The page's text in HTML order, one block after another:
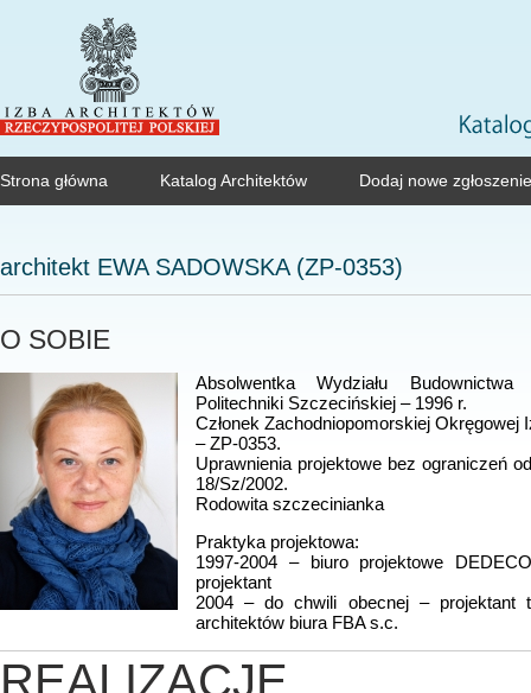
Strona główna Katalog Architektów Dodaj nowe zgłoszenie
architekt EWA SADOWSKA (ZP-0353)
O SOBIE
Absolwentka Wydziału
Politechniki Szczecińskiej – 1996 r.
Członek Zachodniopomorskiej Okręgowej
– ZP-0353.
Uprawnienia projektowe bez ograniczeń
18/Sz/2002.
Rodowita szczecinianka
Praktyka projektowa:
1997-2004 – biuro projektowe
projektant
2004 – do chwili obecnej – projektant
architektów biura FBA s.c.
REALIZACJE